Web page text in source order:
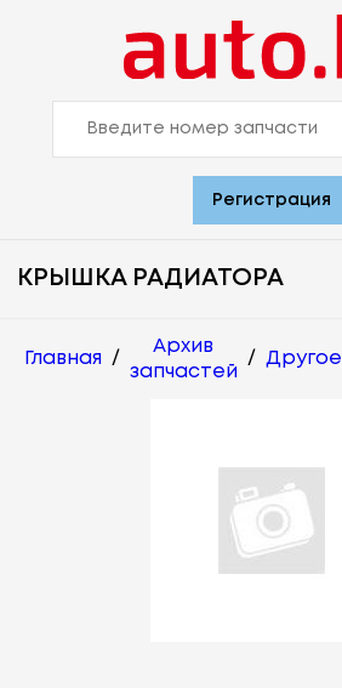
Регистрация
КРЫШКА РАДИАТОРА
Главная /
Архив
запчастей
/ Другое